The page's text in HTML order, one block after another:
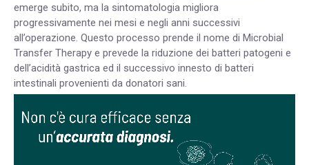
emerge subito, ma la sintomatologia migliora
progressivamente nei mesi e negli anni successivi
all’operazione. Questo processo prende il nome di Microbial
Transfer Therapy e prevede la riduzione dei batteri patogeni e
dell’acidità gastrica ed il successivo innesto di batteri
intestinali provenienti da donatori sani.